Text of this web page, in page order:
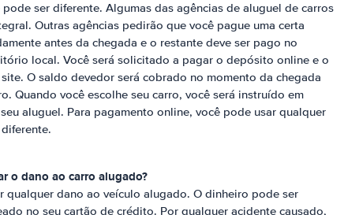
ser diferente. Algumas das agências de aluguel de carros
Outras agências pedirão que você pague uma certa
antes da chegada e o restante deve ser pago no
local. Você será solicitado a pagar o depósito online e o
O saldo devedor será cobrado no momento da chegada
Quando você escolhe seu carro, você será instruído em
aluguel. Para pagamento online, você pode usar qualquer
o dano ao carro alugado?
qualquer dano ao veículo alugado. O dinheiro pode ser
no seu cartão de crédito. Por qualquer acidente causado,